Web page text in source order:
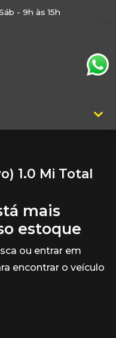
- 9h às 15h
1.0 Mi Total
mais
estoque
ou entrar em
encontrar o veículo